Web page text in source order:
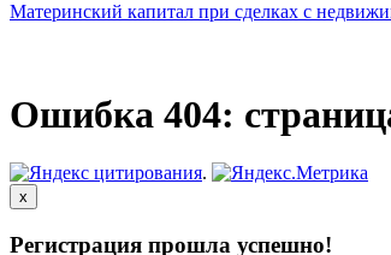
Материнский капитал при сделках с
Ошибка 404:
.
x
Регистрация прошла успешно!